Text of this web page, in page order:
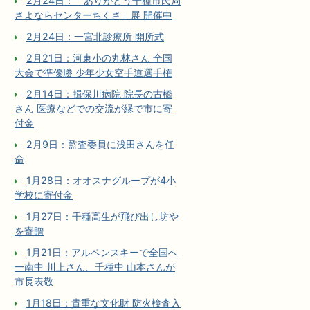
さよならセンターちくさ」展 開催中
2月24日：一宮北診療所 開所式
2月21日：河東小の丸林さん 全国
大会で準優勝 少年少女空手道選手権
2月14日：揖保川病院 院長の古橋
さん 医療などでの交流が縁で市に寄
付金
2月9日：監査委員に浅田さんを任
命
1月28日：オオスナグループが4小
学校に寄付金
1月27日：千種高生が飛び出し坊や
を寄贈
1月21日：アルペンスキーで全国へ
一南中 川上さん、千種中 山本さんが
市長表敬
1月18日：貴重な文化財 防火検査入